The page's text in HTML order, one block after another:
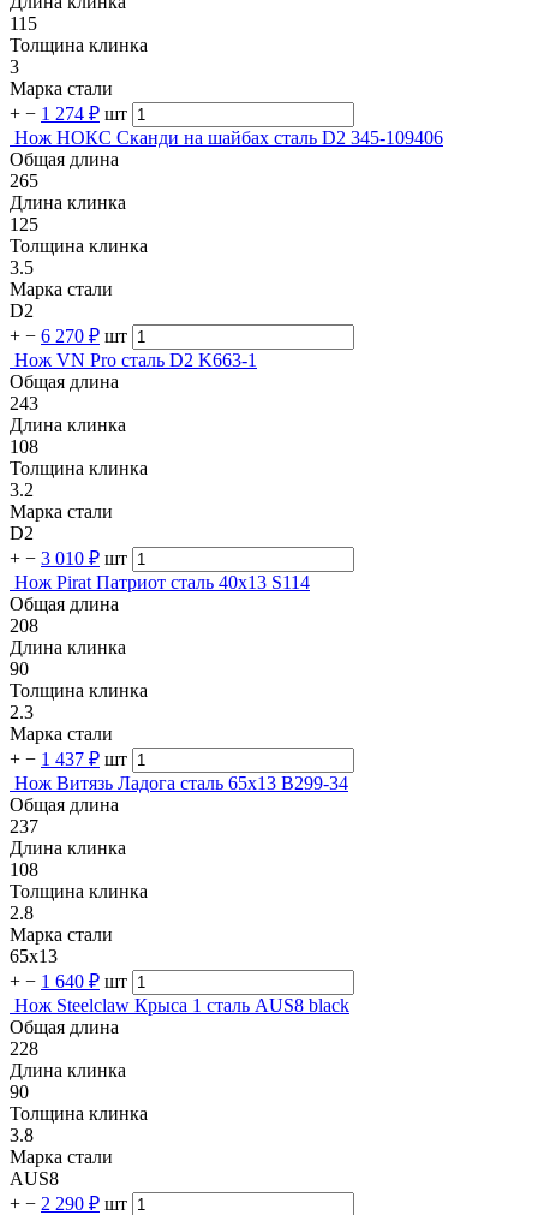
115
Толщина клинка
3
Марка стали
+ − 1 274 ₽ шт
Нож НОКС Сканди на шайбах сталь D2 345-109406
Общая длина
265
Длина клинка
125
Толщина клинка
3.5
Марка стали
D2
+ − 6 270 ₽ шт
Нож VN Pro сталь D2 K663-1
Общая длина
243
Длина клинка
108
Толщина клинка
3.2
Марка стали
D2
+ − 3 010 ₽ шт
Нож Pirat Патриот сталь 40х13 S114
Общая длина
208
Длина клинка
90
Толщина клинка
2.3
Марка стали
+ − 1 437 ₽ шт
Нож Витязь Ладога сталь 65х13 B299-34
Общая длина
237
Длина клинка
108
Толщина клинка
2.8
Марка стали
65х13
+ − 1 640 ₽ шт
Нож Steelclaw Крыса 1 сталь AUS8 black
Общая длина
228
Длина клинка
90
Толщина клинка
3.8
Марка стали
AUS8
+ − 2 290 ₽ шт